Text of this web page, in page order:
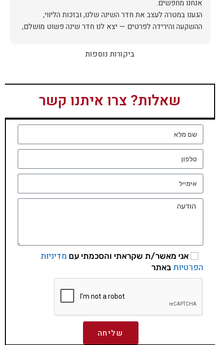
הגענו במטרה לעצב את חדר השינה שלנו, ובזכות הליווי,
ההשקעה והירידה לפרטים — יצא לנו חדר שינה פשוט מושלם,
האיכות ברמה גבוהה, העיצוב מהמם, וכל התהליך היה נעים,
שמחפש ריהוט איכותי ושירות ברמה אחרת. תודה רבה!
ביקורות נוספות
שאלות? צרו איתנו קשר
אני מאשר/ת שקראתי והסכמתי עם מדיניות
הפרטיות באתר
שליחה